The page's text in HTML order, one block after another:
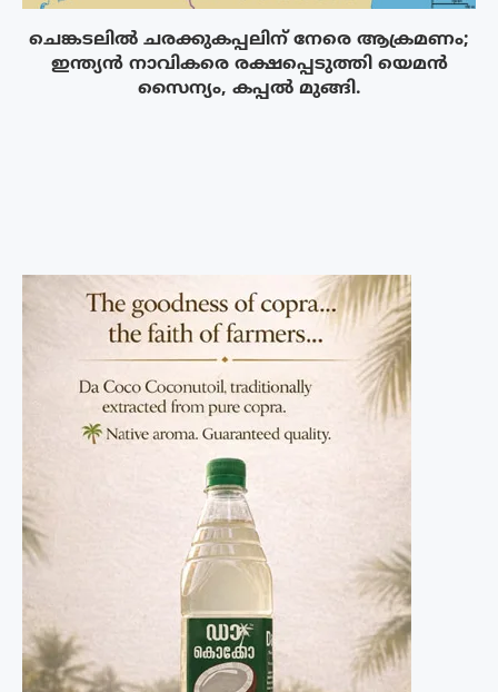
ചെങ്കടലിൽ ചരക്കുകപ്പലിന് നേരെ ആക്രമണം;
ഇന്ത്യൻ നാവികരെ രക്ഷപ്പെടുത്തി യെമൻ
സൈന്യം, കപ്പൽ മുങ്ങി.